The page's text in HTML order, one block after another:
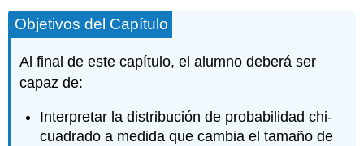
Objetivos del Capítulo
Al final de este capítulo, el alumno deberá ser
capaz de:
Interpretar la distribución de probabilidad chi-
cuadrado a medida que cambia el tamaño de